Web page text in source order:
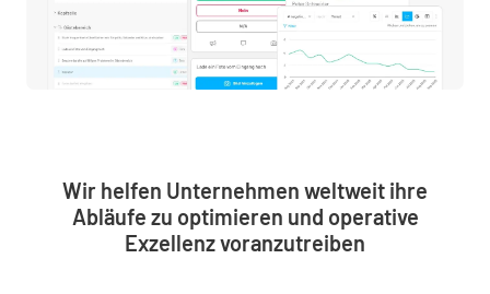
Wir helfen Unternehmen weltweit ihre
Abläufe zu optimieren und operative
Exzellenz voranzutreiben